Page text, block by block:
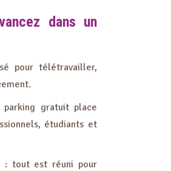
dans un
pour télétravailler,
gratuit place
étudiants et
: tout est réuni pour